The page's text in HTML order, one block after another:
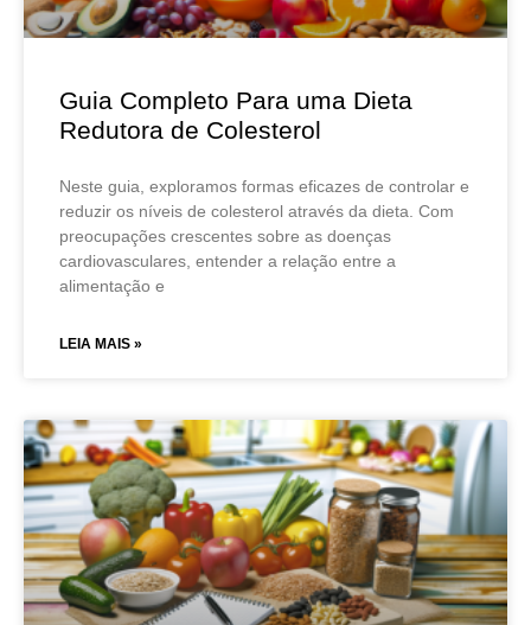
Guia Completo Para uma Dieta
Redutora de Colesterol
Neste guia, exploramos formas eficazes de controlar e
reduzir os níveis de colesterol através da dieta. Com
preocupações crescentes sobre as doenças
cardiovasculares, entender a relação entre a
alimentação e
LEIA MAIS »